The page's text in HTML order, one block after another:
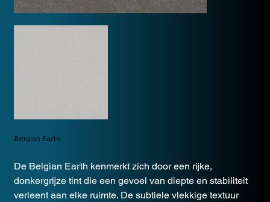
Belgian Earth
De Belgian Earth kenmerkt zich door een rijke,
donkergrijze tint die een gevoel van diepte en stabiliteit
verleent aan elke ruimte. De subtiele vlekkige textuur